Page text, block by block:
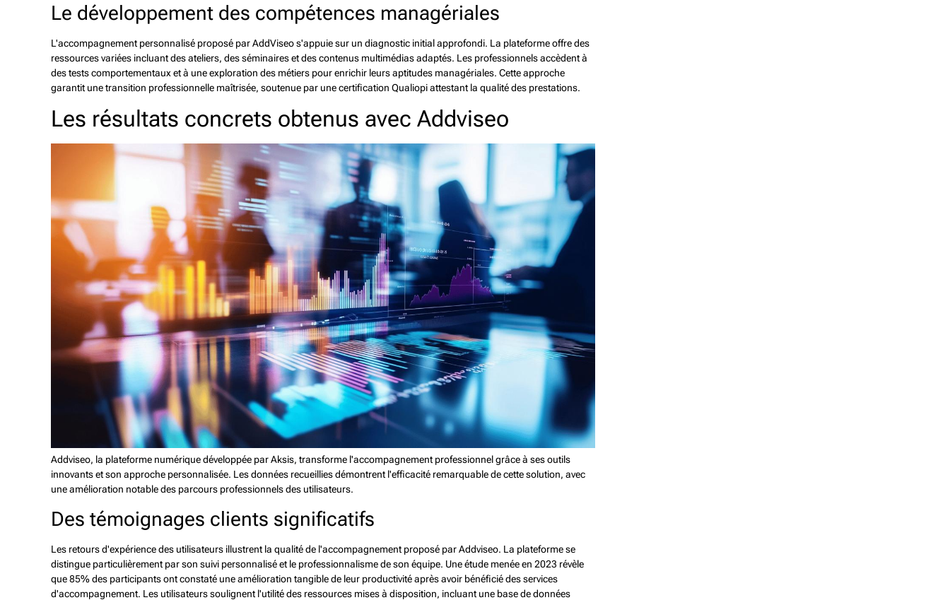
Le développement des compétences managériales
L'accompagnement personnalisé proposé par AddViseo s'appuie sur un diagnostic initial approfondi. La plateforme offre des
ressources variées incluant des ateliers, des séminaires et des contenus multimédias adaptés. Les professionnels accèdent à
des tests comportementaux et à une exploration des métiers pour enrichir leurs aptitudes managériales. Cette approche
garantit une transition professionnelle maîtrisée, soutenue par une certification Qualiopi attestant la qualité des prestations.
Les résultats concrets obtenus avec Addviseo
Addviseo, la plateforme numérique développée par Aksis, transforme l'accompagnement professionnel grâce à ses outils
innovants et son approche personnalisée. Les données recueillies démontrent l'efficacité remarquable de cette solution, avec
une amélioration notable des parcours professionnels des utilisateurs.
Des témoignages clients significatifs
Les retours d'expérience des utilisateurs illustrent la qualité de l'accompagnement proposé par Addviseo. La plateforme se
distingue particulièrement par son suivi personnalisé et le professionnalisme de son équipe. Une étude menée en 2023 révèle
que 85% des participants ont constaté une amélioration tangible de leur productivité après avoir bénéficié des services
d'accompagnement. Les utilisateurs soulignent l'utilité des ressources mises à disposition, incluant une base de données